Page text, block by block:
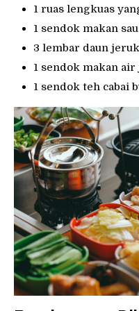
1 ruas lengkuas
1 sendok makan
3 lembar daun
1 sendok makan
1 sendok teh cabai